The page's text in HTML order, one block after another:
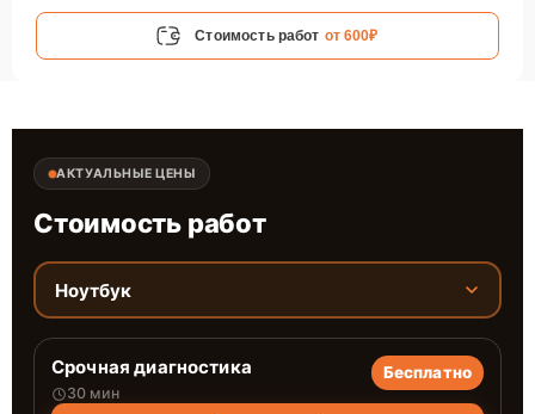
Стоимость работ от 600₽
АКТУАЛЬНЫЕ ЦЕНЫ
Стоимость работ
Ноутбук
Срочная диагностика
30 мин
Бесплатно